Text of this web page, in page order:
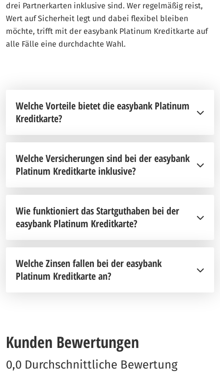
drei Partnerkarten inklusive sind. Wer regelmäßig reist,
Wert auf Sicherheit legt und dabei flexibel bleiben
möchte, trifft mit der easybank Platinum Kreditkarte auf
alle Fälle eine durchdachte Wahl.
Welche Vorteile bietet die easybank Platinum
Kreditkarte?
Welche Versicherungen sind bei der easybank
Platinum Kreditkarte inklusive?
Wie funktioniert das Startguthaben bei der
easybank Platinum Kreditkarte?
Welche Zinsen fallen bei der easybank
Platinum Kreditkarte an?
Kunden Bewertungen
0,0 Durchschnittliche Bewertung